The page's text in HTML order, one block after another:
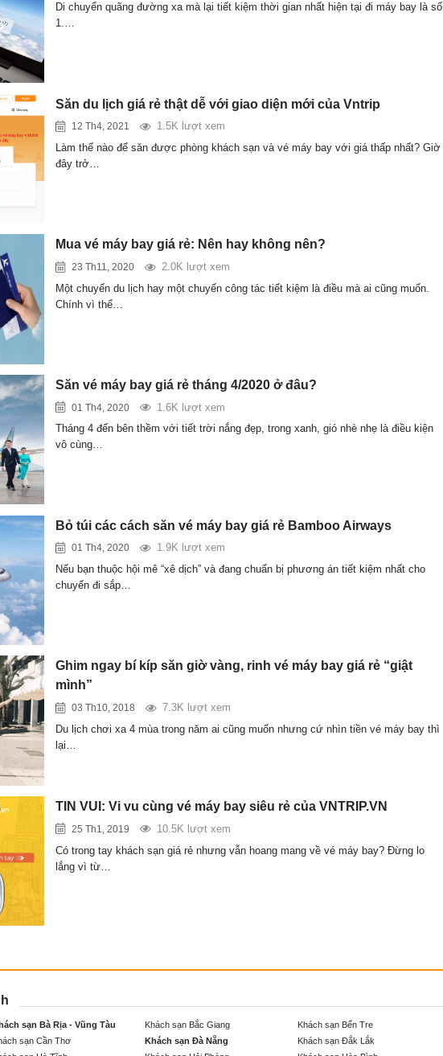
Di chuyển quãng đường xa mà lại tiết kiệm thời gian nhất hiện tại đi máy bay là số
1.…
Săn du lịch giá rẻ thật dễ với giao diện mới của Vntrip
12 Th4, 2021
1.5K lượt xem
Làm thế nào để săn được phòng khách sạn và vé máy bay với giá thấp nhất? Giờ
đây trở…
Mua vé máy bay giá rẻ: Nên hay không nên?
23 Th11, 2020
2.0K lượt xem
Một chuyến du lịch hay một chuyến công tác tiết kiệm là điều mà ai cũng muốn.
Chính vì thế…
Săn vé máy bay giá rẻ tháng 4/2020 ở đâu?
01 Th4, 2020
1.6K lượt xem
Tháng 4 đến bên thềm với tiết trời nắng đẹp, trong xanh, gió nhè nhẹ là điều kiện
vô cùng…
Bỏ túi các cách săn vé máy bay giá rẻ Bamboo Airways
01 Th4, 2020
1.9K lượt xem
Nếu bạn thuộc hội mê “xê dịch” và đang chuẩn bị phương án tiết kiệm nhất cho
chuyến đi sắp…
Ghim ngay bí kíp săn giờ vàng, rinh vé máy bay giá rẻ “giật
mình”
03 Th10, 2018
7.3K lượt xem
Du lịch chơi xa 4 mùa trong năm ai cũng muốn nhưng cứ nhìn tiền vé máy bay thì
lại…
TIN VUI: Vi vu cùng vé máy bay siêu rẻ của VNTRIP.VN
25 Th1, 2019
10.5K lượt xem
Có trong tay khách sạn giá rẻ nhưng vẫn hoang mang về vé máy bay? Đừng lo
lắng vì từ…
sạn Bà Rịa - Vũng Tàu Khách sạn Bắc Giang Khách sạn Bến Tre
sạn Cần Thơ Khách sạn Đà Nẵng Khách sạn Đắk Lắk